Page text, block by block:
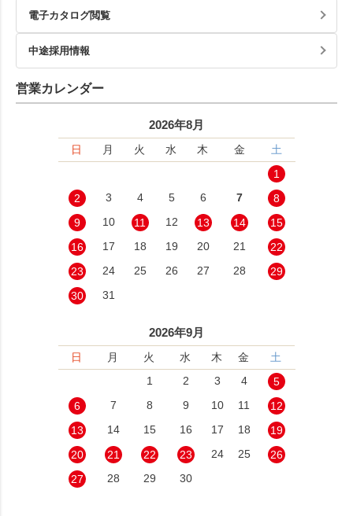
電子カタログ閲覧
中途採用情報
営業カレンダー
2026年8月
日 月 火 水 木 金
土
1
2
3 4 5 6 7
8
9
10 11 12 13 14
15
16
17 18 19 20 21
22
23
24 25 26 27 28
29
30
31
2026年9月
日 月 火 水 木 金
土
1
2 3 4
5
6
7 8 9 10 11
12
13
14 15 16 17 18
19
20
21 22 23 24 25
26
27
28 29 30